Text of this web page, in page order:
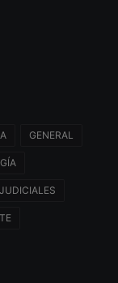
GENERAL
JUDICIALES